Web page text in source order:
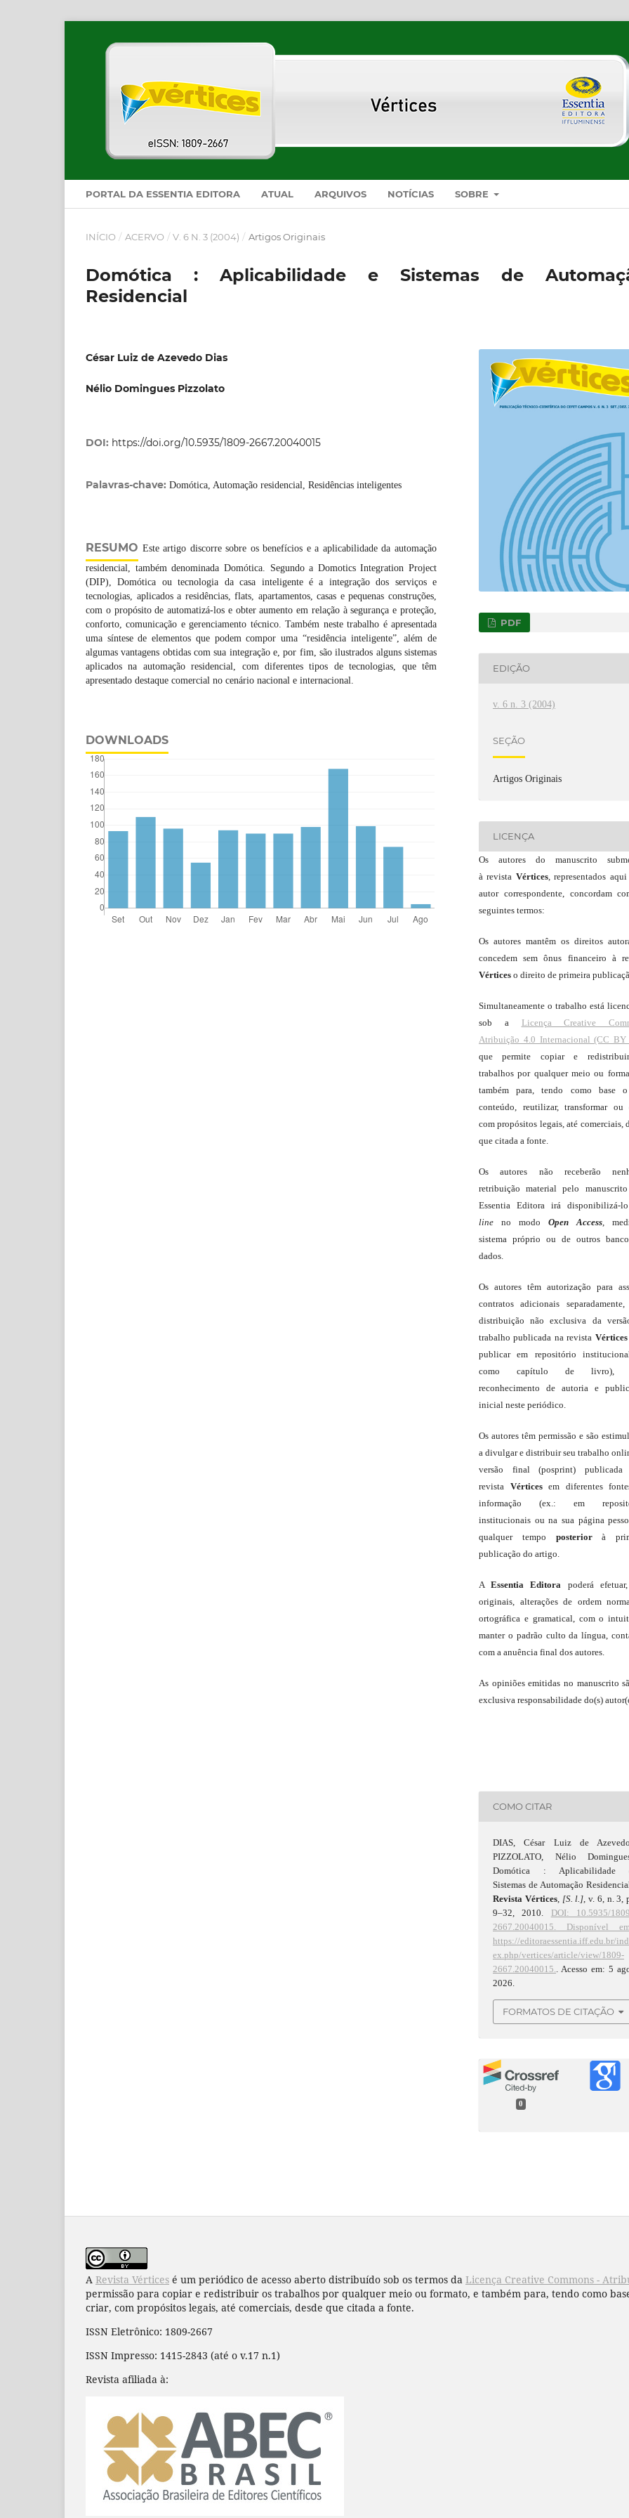
PORTAL DA ESSENTIA EDITORA ATUAL ARQUIVOS NOTÍCIAS SOBRE
INÍCIO / ACERVO / V. 6 N. 3 (2004) / Artigos Originais
Domótica : Aplicabilidade e Sistemas de
Residencial
César Luiz de Azevedo Dias
Nélio Domingues Pizzolato
DOI: https://doi.org/10.5935/1809-2667.20040015
Palavras-chave: Domótica, Automação residencial, Residências inteligentes
RESUMO Este artigo discorre sobre os benefícios e a aplicabilidade da automação
residencial, também denominada Domótica. Segundo a Domotics Integration Project
(DIP), Domótica ou tecnologia da casa inteligente é a integração dos serviços e
tecnologias, aplicados a residências, flats, apartamentos, casas e pequenas construções,
com o propósito de automatizá-los e obter aumento em relação à segurança e proteção,
conforto, comunicação e gerenciamento técnico. Também neste trabalho é apresentada
uma síntese de elementos que podem compor uma “residência inteligente”, além de
algumas vantagens obtidas com sua integração e, por fim, são ilustrados alguns sistemas
aplicados na automação residencial, com diferentes tipos de tecnologias, que têm
apresentado destaque comercial no cenário nacional e internacional.
DOWNLOADS
PDF
EDIÇÃO
v. 6 n. 3 (2004)
SEÇÃO
Artigos Originais
LICENÇA
Os autores do manuscrito
à revista Vértices, representados
autor correspondente, concordam
seguintes termos:
Os autores mantêm os direitos
concedem sem ônus financeiro à
Vértices o direito de primeira
Simultaneamente o trabalho está
sob a Licença Creative
Atribuição 4.0 Internacional (CC BY
que permite copiar e
trabalhos por qualquer meio ou
também para, tendo como base
conteúdo, reutilizar, transformar ou
com propósitos legais, até comerciais,
que citada a fonte.
Os autores não receberão
retribuição material pelo
Essentia Editora irá disponibilizá-lo
line no modo Open Access ,
sistema próprio ou de outros
dados.
Os autores têm autorização para
contratos adicionais separadamente,
distribuição não exclusiva da
trabalho publicada na revista Vértices
publicar em repositório
como capítulo de livro),
reconhecimento de autoria e
inicial neste periódico.
Os autores têm permissão e são
a divulgar e distribuir seu trabalho
versão final (posprint) publicada
revista Vérticesem diferentes
informação (ex.: em
institucionais ou na sua página
qualquer tempo posteriorà
publicação do artigo.
AEssentia Editora poderá
originais, alterações de ordem
ortográfica e gramatical, com o
manter o padrão culto da língua,
com a anuência final dos autores.
As opiniões emitidas no manuscrito
exclusiva responsabilidade do(s)
COMO CITAR
DIAS, César Luiz de
PIZZOLATO, Nélio
Domótica : Aplicabilidade
Sistemas de Automação
Revista Vértices, [S. l.] , v. 6, n. 3,
9–32, 2010. DOI: 10.5935/
2667.20040015.
Disponível
https://editoraessentia.iff.edu.br/ind
ex.php/vertices/article/view/1809-
2667.20040015.
. Acesso em: 5
2026.
FORMATOS DE CITAÇÃO
0
A Revista Vértices é um periódico de acesso aberto distribuído sob os termos da Licença Creative Commons -
permissão para copiar e redistribuir os trabalhos por qualquer meio ou formato, e também para, tendo como
criar, com propósitos legais, até comerciais, desde que citada a fonte.
ISSN Eletrônico: 1809-2667
ISSN Impresso: 1415-2843 (até o v.17 n.1)
Revista afiliada à: